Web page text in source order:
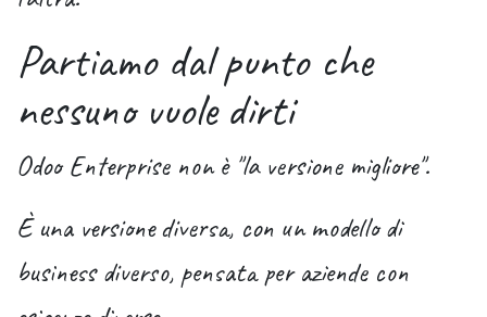
Partiamo dal punto che
nessuno vuole dirti
Odoo Enterprise non è "la versione migliore".
Èuna versione diversa, con un modello di
business diverso, pensata per aziende con